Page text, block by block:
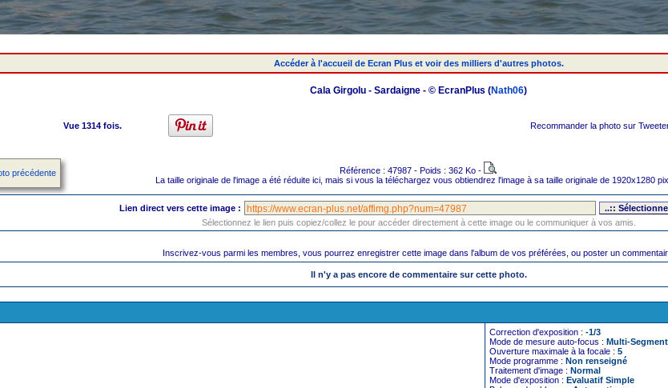
Accéder à l'accueil de Ecran Plus et voir des milliers d'autres photos.
Cala Girgolu - Sardaigne - © EcranPlus (Nath06)
Vue 1314 fois. Recommander la photo sur
précédente
Référence : 47987 - Poids : 362 Ko -
La taille originale de l'image a été réduite ici, mais si vous la téléchargez vous obtiendrez l'image à sa taille originale de 1920x1280
Lien direct vers cette image :
Sélectionnez le lien puis copiez/collez le pour accéder directement à cette image ou le communiquer à vos amis.
Inscrivez-vous parmi les membres, vous pourrez enregistrer cette image dans l'album de vos préférées, ou poster un
Il n'y a pas encore de commentaire sur cette photo.
Correction d'exposition : -1/3
Mode de mesure auto-focus : Multi-
Ouverture maximale à la focale : 5
Mode programme : Non renseigné
Traitement d'image : Normal
Mode d'exposition : Evaluatif Simple